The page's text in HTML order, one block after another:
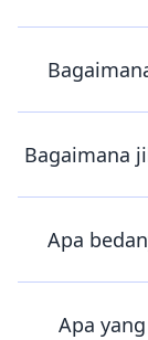
Bagaimana
Apa
Apa